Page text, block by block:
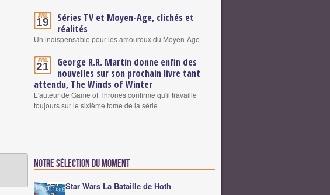
Avril
19
Séries TV et Moyen-Age, clichés et
réalités
Un indispensable pour les amoureux du Moyen-Age
Avril
21
George R.R. Martin donne enfin des
nouvelles sur son prochain livre tant
attendu, The Winds of Winter
L'auteur de Game of Thrones confirme qu'il travaille
toujours sur le sixième tome de la série
Notre sélection du moment
Star Wars La Bataille de Hoth